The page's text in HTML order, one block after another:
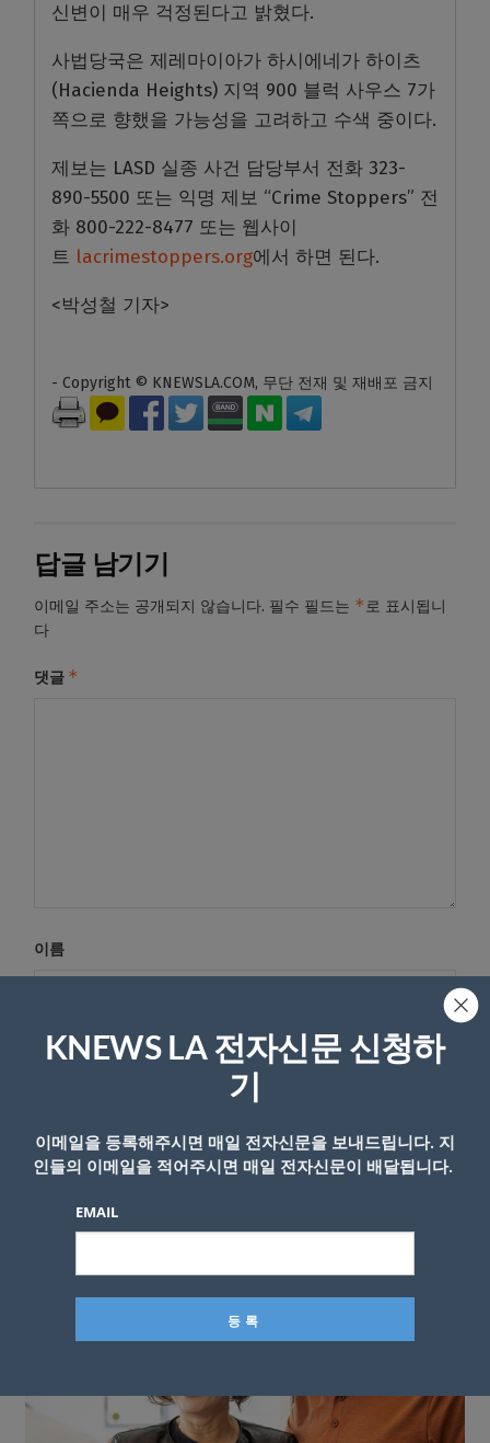
신변이 매우 걱정된다고 밝혔다.
사법당국은 제레마이아가 하시에네가 하이츠
(Hacienda Heights) 지역 900 블럭 사우스 7가
쪽으로 향했을 가능성을 고려하고 수색 중이다.
제보는 LASD 실종 사건 담당부서 전화 323-
890-5500 또는 익명 제보 “Crime Stoppers” 전
화 800-222-8477 또는 웹사이
트 lacrimestoppers.org에서 하면 된다.
<박성철 기자>
- Copyright © KNEWSLA.COM, 무단 전재 및 재배포 금지
답글 남기기
이메일 주소는 공개되지 않습니다. 필수 필드는 *로 표시됩니
다
댓글 *
이름
KNEWS LA 전자신문 신청하
기
이메일을 등록해주시면 매일 전자신문을 보내드립니다. 지
인들의 이메일을 적어주시면 매일 전자신문이 배달됩니다.
EMAIL